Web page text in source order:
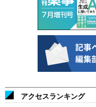
アクセスランキング